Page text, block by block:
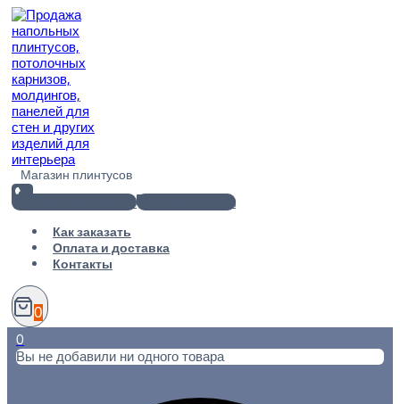
Перейти
содержимому
Магазин плинтусов
+7(812) 920-02-38
info@101metr.ru
Как заказать
Оплата и доставка
Контакты
0
0
Вы не добавили ни одного товара